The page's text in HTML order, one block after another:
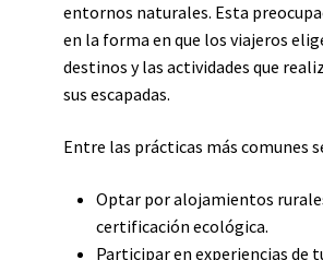
entornos naturales. Esta
en la forma en que los viajeros
destinos y las actividades que
sus escapadas.
Entre las prácticas más comunes
Optar por alojamientos
certificación ecológica.
Participar en experiencias de